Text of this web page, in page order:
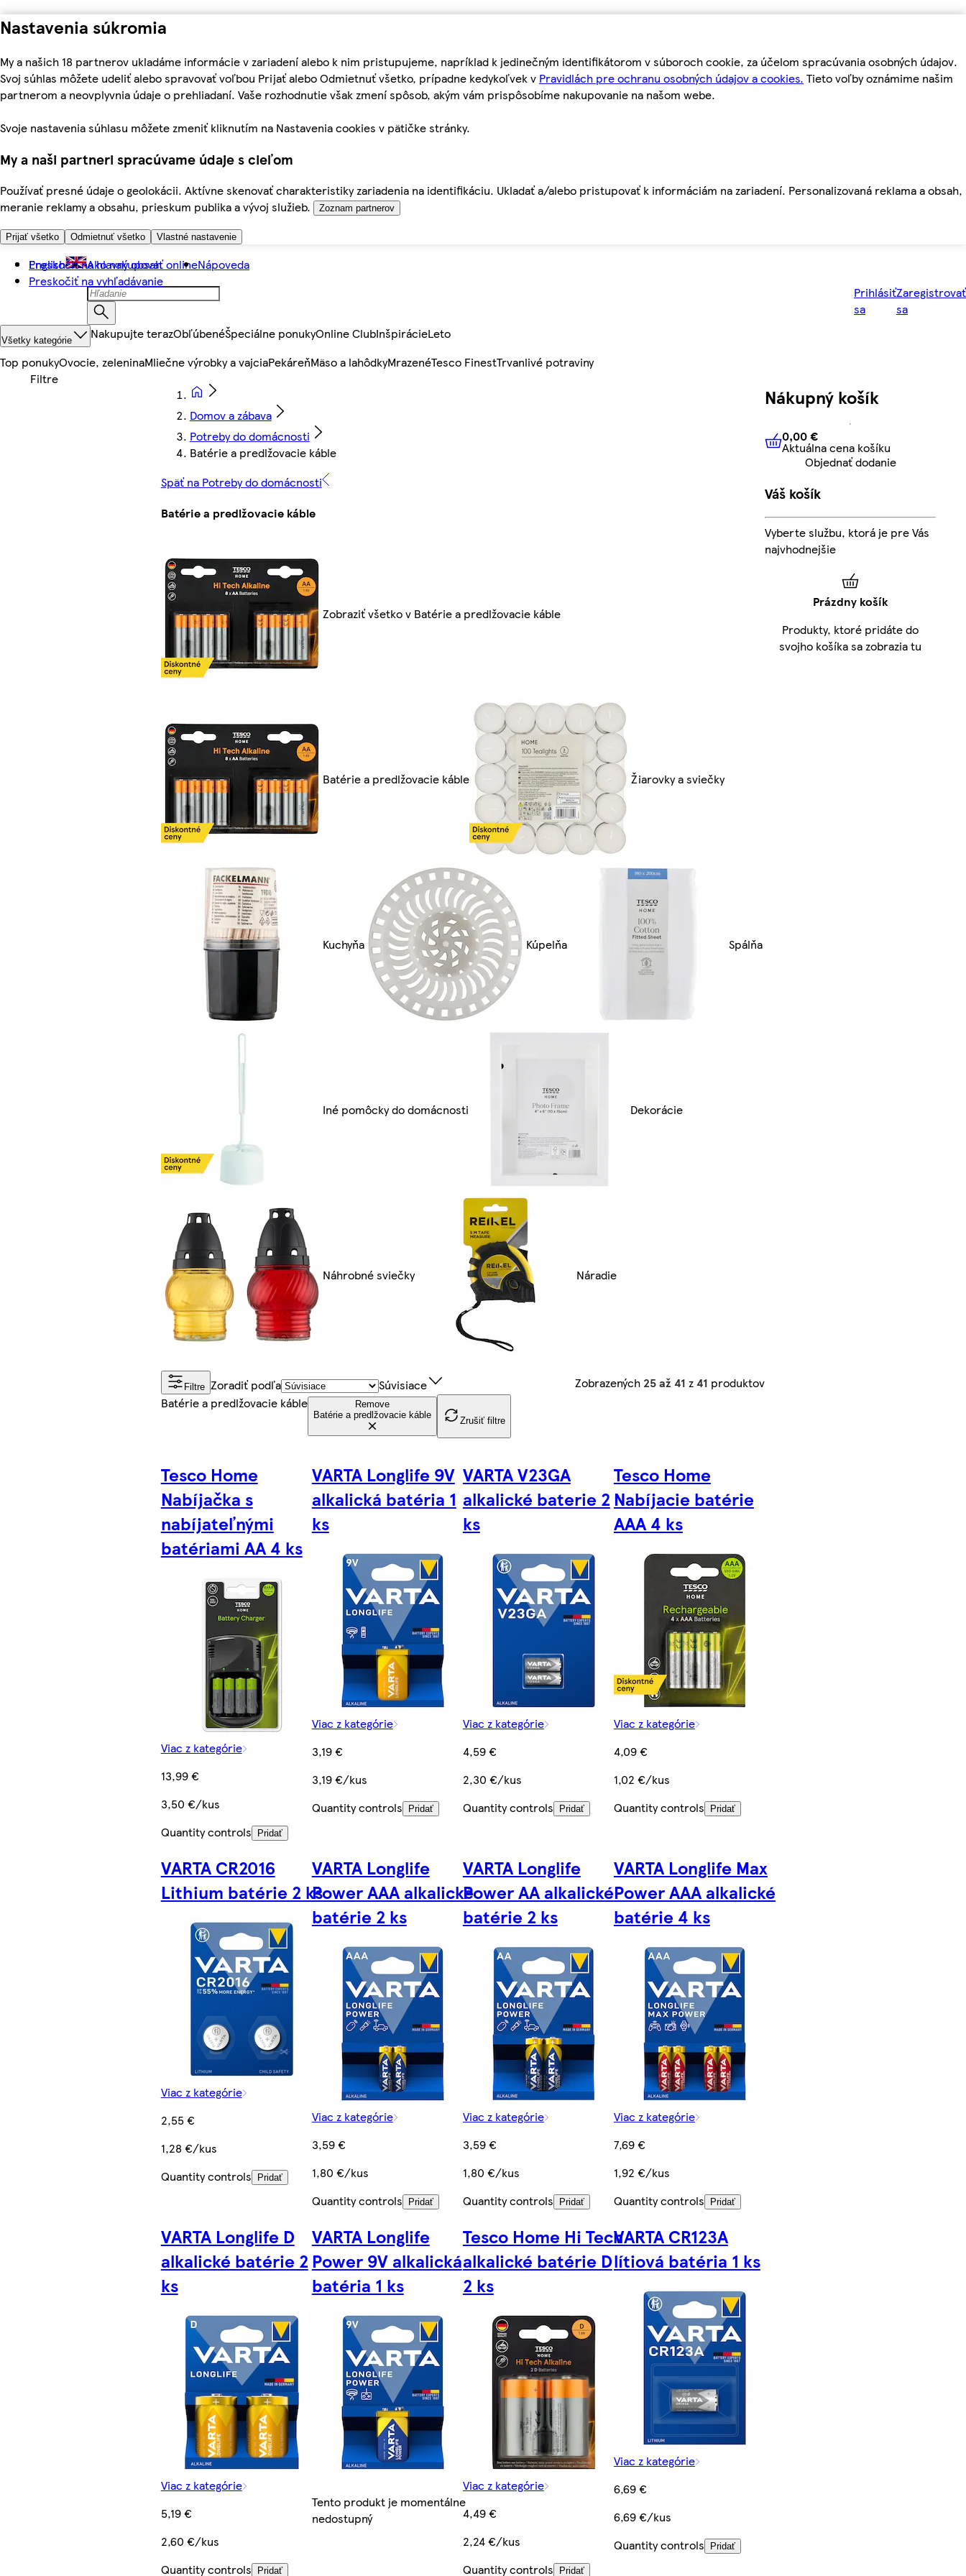
Nastavenia súkromia
My a našich 18 partnerov ukladáme informácie v zariadení alebo k nim pristupujeme, napríklad k jedinečným identifikátorom v súboroch cookie, za účelom spracúvania osobných údajov.
Svoj súhlas môžete udeliť alebo spravovať voľbou Prijať alebo Odmietnuť všetko, prípadne kedykoľvek v Pravidlách pre ochranu osobných údajov a cookies. Tieto voľby oznámime našim
partnerom a neovplyvnia údaje o prehliadaní. Vaše rozhodnutie však zmení spôsob, akým vám prispôsobíme nakupovanie na našom webe.
Svoje nastavenia súhlasu môžete zmeniť kliknutím na Nastavenia cookies v pätičke stránky.
My a naši partneri spracúvame údaje s cieľom
Používať presné údaje o geolokácii. Aktívne skenovať charakteristiky zariadenia na identifikáciu. Ukladať a/alebo pristupovať k informáciám na zariadení. Personalizovaná reklama a obsah,
meranie reklamy a obsahu, prieskum publika a vývoj služieb.
Zoznam partnerov
Prijať všetko Odmietnuť všetko Vlastné nastavenie
Preskočiť na hlavný obsah
Preskočiť na vyhľadávanie
English Ako nakupovať onlineNápoveda
Prihlásiť
sa
Zaregistrovať
sa
Všetky kategórie Nakupujte terazObľúbenéŠpeciálne ponukyOnline ClubInšpirácieLeto
Top ponukyOvocie, zeleninaMliečne výrobky a vajciaPekáreňMäso a lahôdkyMrazenéTesco FinestTrvanlivé potraviny
Domov a zábava
Potreby do domácnosti
Batérie a predlžovacie káble
Späť na Potreby do domácnosti
Batérie a predlžovacie káble
Zobraziť všetko v Batérie a predlžovacie káble
Batérie a predlžovacie káble Žiarovky a sviečky
Kuchyňa Kúpelňa Spálňa
Iné pomôcky do domácnosti Dekorácie
Náhrobné sviečky Náradie
Filtre Zoradiť podľa Súvisiace Zobrazených 25 až 41 z41 produktov
Batérie a predlžovacie káble
Remove
Batérie a predlžovacie káble
Zrušiť filtre
Tesco Home
Nabíjačka s
nabíjateľnými
batériami AA 4 ks
Viac z kategórie
13,99 €
3,50 €/kus
Quantity controls
Pridať
VARTA Longlife 9V
alkalická batéria 1
ks
Viac z kategórie
3,19 €
3,19 €/kus
Quantity controls
Pridať
VARTA V23GA
alkalické baterie 2
ks
Viac z kategórie
4,59 €
2,30 €/kus
Quantity controls
Pridať
Tesco Home
Nabíjacie batérie
AAA 4 ks
Viac z kategórie
4,09 €
1,02 €/kus
Quantity controls
Pridať
VARTA CR2016
Lithium batérie 2 ks
Viac z kategórie
2,55 €
1,28 €/kus
Quantity controls
Pridať
VARTA Longlife
Power AAA alkalické
batérie 2 ks
Viac z kategórie
3,59 €
1,80 €/kus
Quantity controls
Pridať
VARTA Longlife
Power AA alkalické
batérie 2 ks
Viac z kategórie
3,59 €
1,80 €/kus
Quantity controls
Pridať
VARTA Longlife Max
Power AAA alkalické
batérie 4 ks
Viac z kategórie
7,69 €
1,92 €/kus
Quantity controls
Pridať
VARTA Longlife D
alkalické batérie 2
ks
Viac z kategórie
5,19 €
2,60 €/kus
Quantity controls
Pridať
VARTA Longlife
Power 9V alkalická
batéria 1 ks
Tento produkt je momentálne
nedostupný
Tesco Home Hi Tech
alkalické batérie D
2 ks
Viac z kategórie
4,49 €
2,24 €/kus
Quantity controls
Pridať
VARTA CR123A
lítiová batéria 1 ks
Viac z kategórie
6,69 €
6,69 €/kus
Quantity controls
Pridať
Nákupný košík
0,00 € Aktuálna cena košíku
0,00 €
Aktuálna cena košíku
Objednať dodanie
Váš košík
Vyberte službu, ktorá je pre Vás
najvhodnejšie
Prázdny košík
Produkty, ktoré pridáte do
svojho košíka sa zobrazia tu